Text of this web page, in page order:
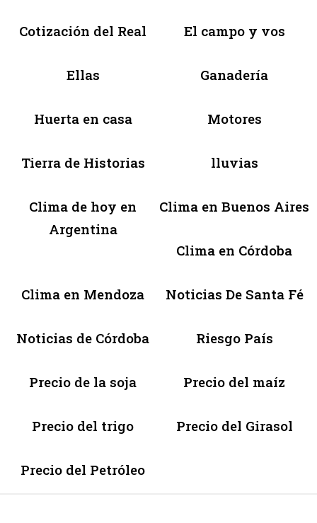
Cotización del Real El campo y vos
Ellas Ganadería
Huerta en casa Motores
Tierra de Historias lluvias
Clima de hoy en
Argentina
Clima en Buenos Aires
Clima en Córdoba
Clima en Mendoza Noticias De Santa Fé
Noticias de Córdoba Riesgo País
Precio de la soja Precio del maíz
Precio del trigo Precio del Girasol
Precio del Petróleo